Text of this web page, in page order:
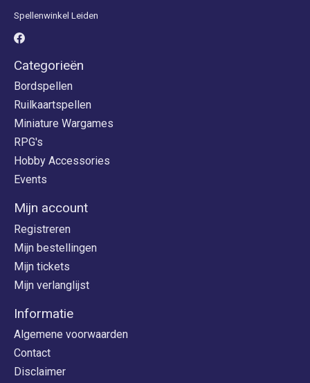
Spellenwinkel Leiden
Categorieën
Bordspellen
Ruilkaartspellen
Miniature Wargames
RPG's
Hobby Accessories
Events
Mijn account
Registreren
Mijn bestellingen
Mijn tickets
Mijn verlanglijst
Informatie
Algemene voorwaarden
Contact
Disclaimer